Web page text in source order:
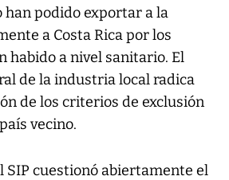
han podido exportar a la
a Costa Rica por los
habido a nivel sanitario. El
de la industria local radica
de los criterios de exclusión
vecino.
SIP cuestionó abiertamente el